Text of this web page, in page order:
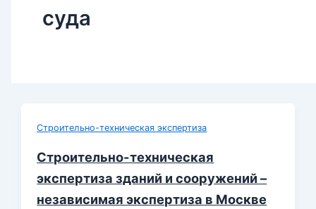
суда
Строительно-техническая экспертиза
Строительно-техническая
экспертиза зданий и сооружений –
независимая экспертиза в Москве